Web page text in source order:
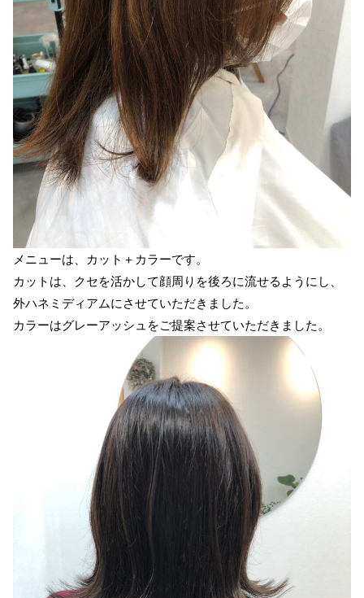
メニューは、カット＋カラーです。
カットは、クセを活かして顔周りを後ろに流せるようにし、
外ハネミディアムにさせていただきました。
カラーはグレーアッシュをご提案させていただきました。